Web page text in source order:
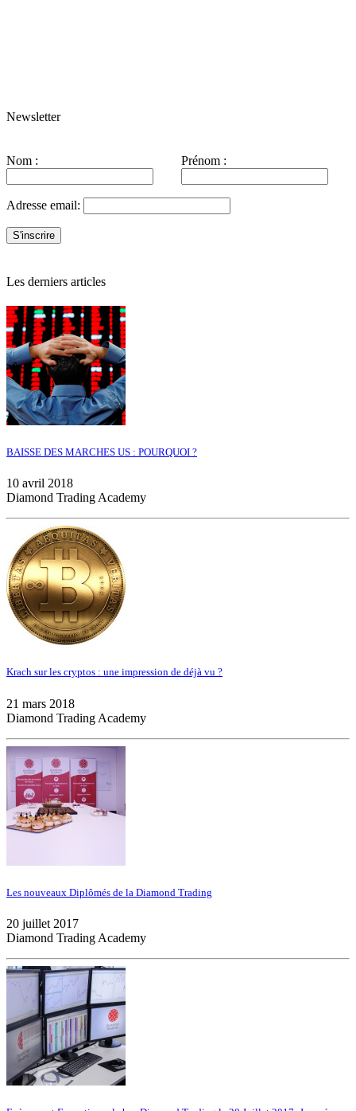
Newsletter
Nom : Prénom :
Adresse email:
Les derniers articles
BAISSE DES MARCHES US : POURQUOI ?
10 avril 2018
Diamond Trading Academy
Krach sur les cryptos : une impression de déjà vu ?
21 mars 2018
Diamond Trading Academy
Les nouveaux Diplômés de la Diamond Trading
20 juillet 2017
Diamond Trading Academy